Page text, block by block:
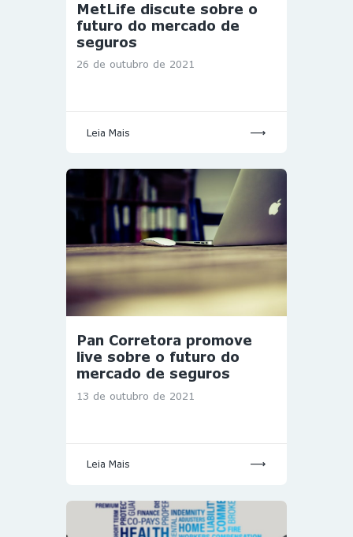
MetLife discute sobre o
futuro do mercado de
seguros
26 de outubro de 2021
Leia Mais
Pan Corretora promove
live sobre o futuro do
mercado de seguros
13 de outubro de 2021
Leia Mais